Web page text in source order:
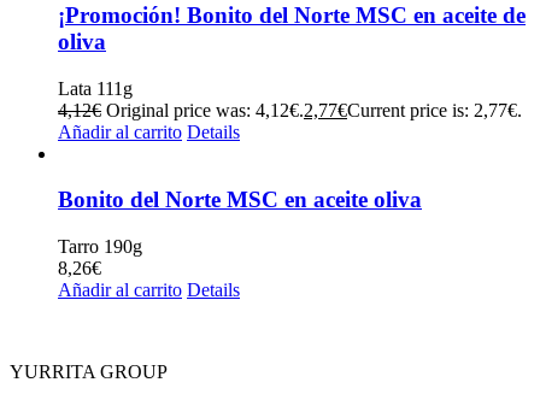
¡Promoción! Bonito del Norte MSC en aceite de
oliva
Lata 111g
4,12€ Original price was: 4,12€.2,77€Current price is: 2,77€.
Añadir al carrito Details
Bonito del Norte MSC en aceite oliva
Tarro 190g
8,26€
Añadir al carrito Details
YURRITA GROUP